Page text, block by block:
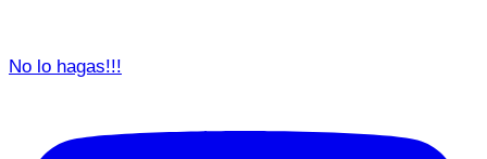
No lo hagas!!!